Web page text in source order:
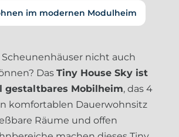
im modernen Modulheim
Scheunenhäuser nicht auch
Das Tiny House Sky ist
gestaltbares Mobilheim, das 4
komfortablen Dauerwohnsitz
Räume und offen